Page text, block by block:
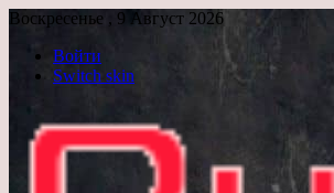
Воскресенье , 9 Август 2026
Войти
Switch skin